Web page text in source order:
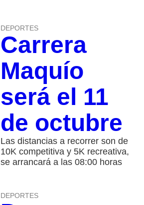
DEPORTES
Carrera
Maquío
será el 11
de octubre
Las distancias a recorrer son de
10K competitiva y 5K recreativa,
se arrancará a las 08:00 horas
DEPORTES